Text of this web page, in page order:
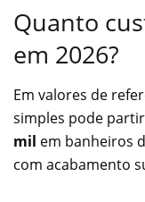
Quanto
em 2026?
Em valores de
simples pode
mil em banheiros
com acabamento